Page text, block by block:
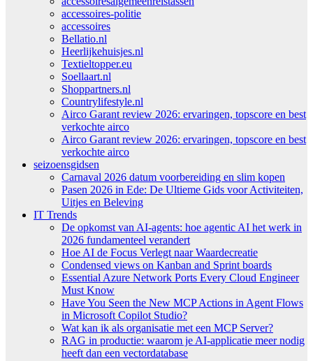
accessoires-politie
accessoires
Bellatio.nl
Heerlijkehuisjes.nl
Textieltopper.eu
Soellaart.nl
Shoppartners.nl
Countrylifestyle.nl
Airco Garant review 2026: ervaringen, topscore en best
verkochte airco
Airco Garant review 2026: ervaringen, topscore en best
verkochte airco
seizoensgidsen
Carnaval 2026 datum voorbereiding en slim kopen
Pasen 2026 in Ede: De Ultieme Gids voor Activiteiten,
Uitjes en Beleving
IT Trends
De opkomst van AI-agents: hoe agentic AI het werk in
2026 fundamenteel verandert
Hoe AI de Focus Verlegt naar Waardecreatie
Condensed views on Kanban and Sprint boards
Essential Azure Network Ports Every Cloud Engineer
Must Know
Have You Seen the New MCP Actions in Agent Flows
in Microsoft Copilot Studio?
Wat kan ik als organisatie met een MCP Server?
RAG in productie: waarom je AI-applicatie meer nodig
heeft dan een vectordatabase